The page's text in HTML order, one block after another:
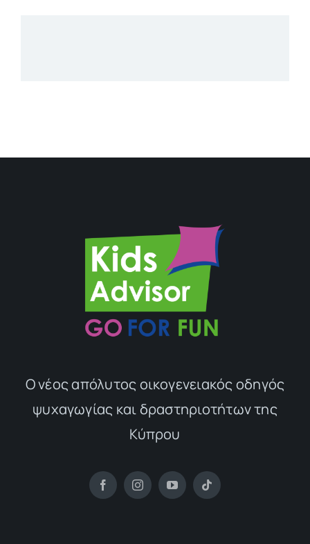
Ο νέος απόλυτος οικογενειακός οδηγός
ψυχαγωγίας και δραστηριοτήτων της
Κύπρου